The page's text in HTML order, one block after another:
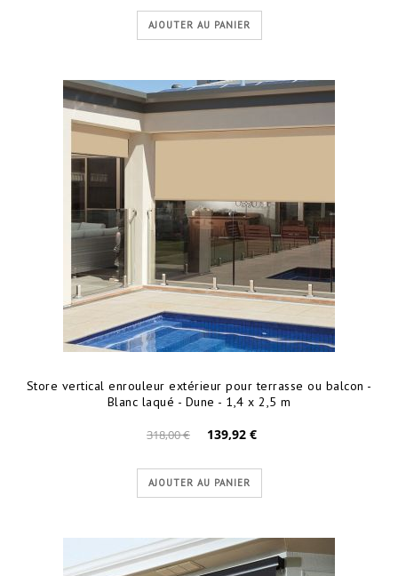
AJOUTER AU PANIER
Store vertical enrouleur extérieur pour terrasse ou balcon -
Blanc laqué - Dune - 1,4 x 2,5 m
318,00 € 139,92 €
AJOUTER AU PANIER